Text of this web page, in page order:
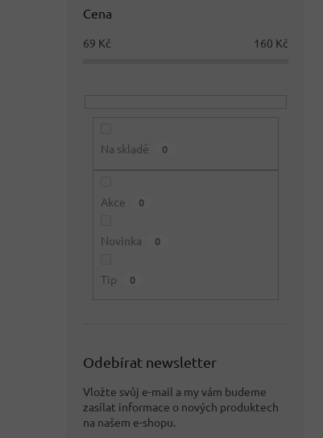
Cena
69 Kč 160 Kč
Na skladě 0
Akce 0
Novinka 0
Tip 0
Odebírat newsletter
Vložte svůj e-mail a my vám budeme
zasílat informace o nových produktech
na našem e-shopu.